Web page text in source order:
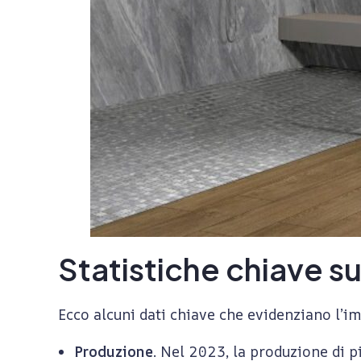
l
e
Statistiche chiave
Ecco alcuni dati chiave che evidenziano
Produzione. Nel 2023, la produzione di